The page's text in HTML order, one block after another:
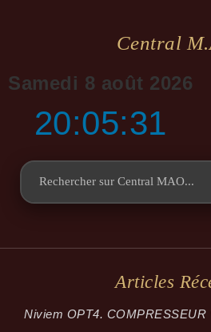
Central
Samedi 8 août 2026
20:05:31
Articles
Niviem OPT4. COMPRESSEUR